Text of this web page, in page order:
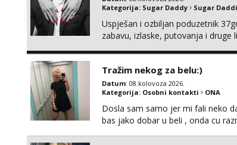
Kategorija: Sugar Daddy Sugar
Uspješan i ozbiljan poduzetnik
zabavu, izlaske, putovanja i
Tražim nekog za belu:)
Datum: 08.kolovoza 2026.
Kategorija: Osobni kontakti ONA
Dosla sam samo jer mi fali neko
bas jako dobar u beli , onda cu